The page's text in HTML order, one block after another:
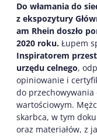
Do włamania do
z ekspozytury
am Rhein doszło
2020 roku. Łupem
Inspiratorem
urzędu celnego,
opiniowanie i
do
wartościowym.
skarbca, w tym
oraz materiałów, z